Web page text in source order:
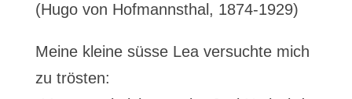
(Hugo von Hofmannsthal, 1874-1929)
Meine kleine süsse Lea versuchte mich
zu trösten: